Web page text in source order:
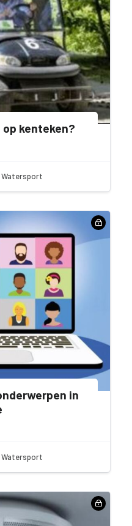
kenteken?
Watersport
in
Watersport